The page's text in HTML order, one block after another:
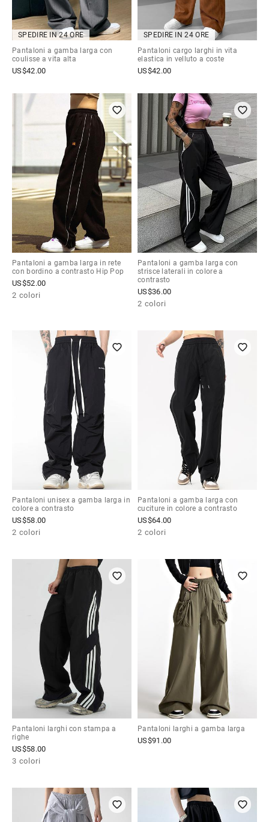
SPEDIRE IN 24 ORE
Pantaloni a gamba larga con
coulisse a vita alta
US$42.00
SPEDIRE IN 24 ORE
Pantaloni cargo larghi in vita
elastica in velluto a coste
US$42.00
Pantaloni a gamba larga in rete
con bordino a contrasto Hip Pop
US$52.00
2 colori
Pantaloni a gamba larga con
strisce laterali in colore a
contrasto
US$36.00
2 colori
Pantaloni unisex a gamba larga in
colore a contrasto
US$58.00
2 colori
Pantaloni a gamba larga con
cuciture in colore a contrasto
US$64.00
2 colori
Pantaloni larghi con stampa a
righe
US$58.00
3 colori
Pantaloni larghi a gamba larga
US$91.00